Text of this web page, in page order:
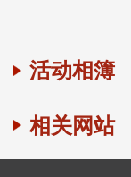
活动相簿
相关网站